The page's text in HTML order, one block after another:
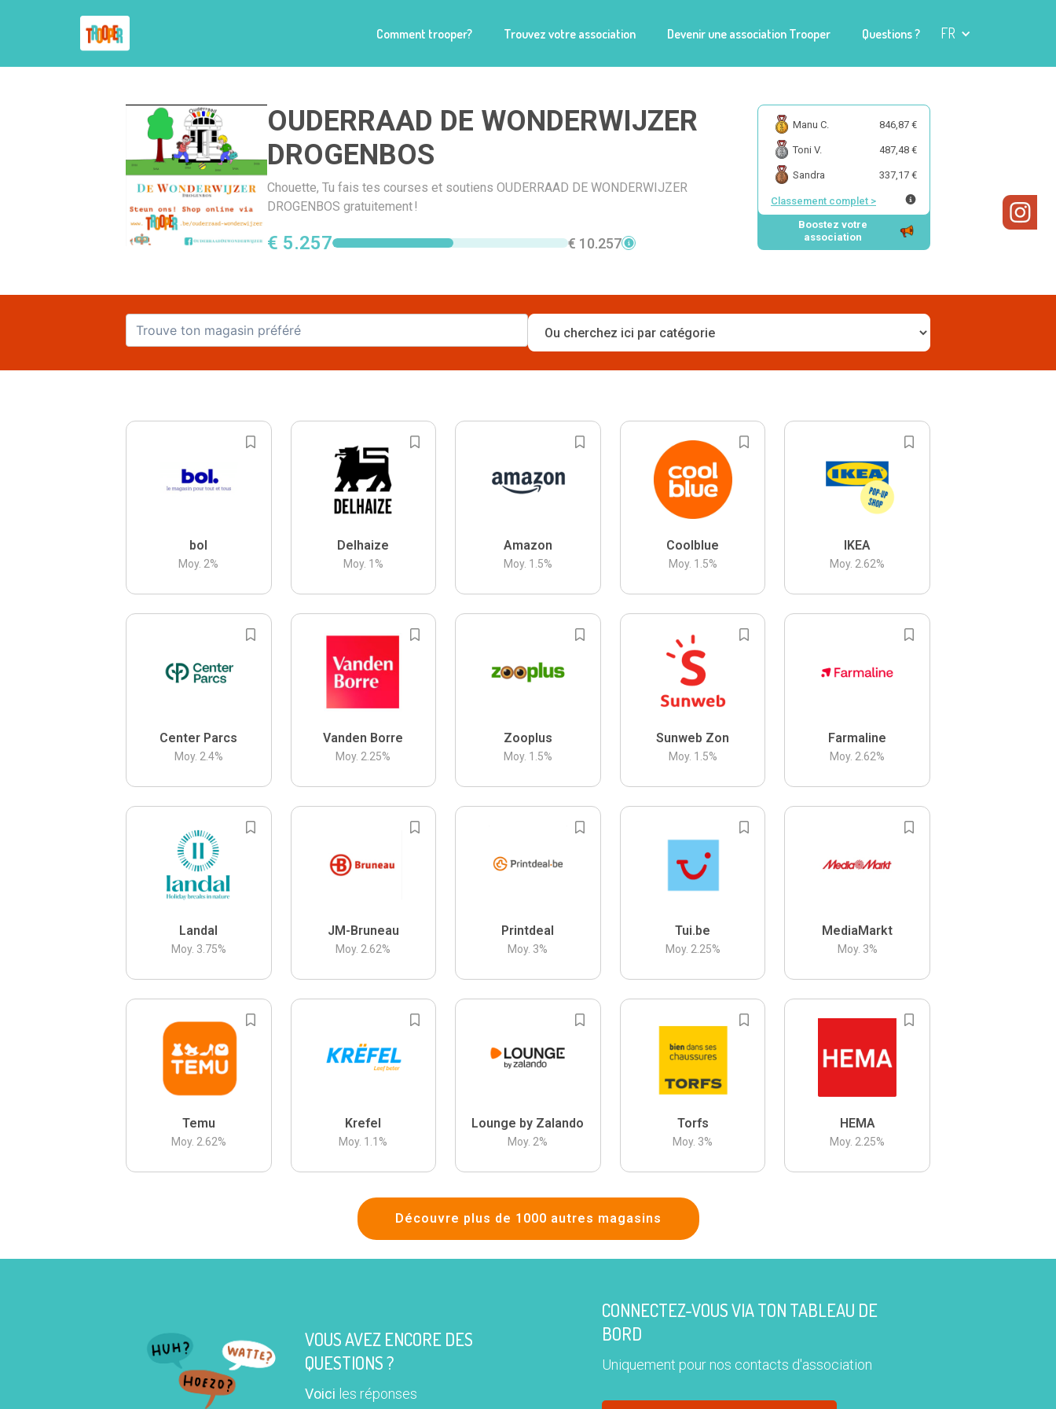
Comment trooper? Trouvez votre association Devenir une association Trooper Questions ? FR
OUDERRAAD DE WONDERWIJZER
DROGENBOS
Chouette, Tu fais tes courses et soutiens OUDERRAAD DE WONDERWIJZER
DROGENBOS gratuitement !
€ 5.257 € 10.257
Manu C. 846,87 €
Toni V. 487,48 €
Sandra 337,17 €
Classement complet >
Boostez votre
association
bol
Moy. 2%
Delhaize
Moy. 1 %
Amazon
Moy. 1.5%
Coolblue
Moy. 1.5%
IKEA
Moy. 2.62%
Center Parcs
Moy. 2.4%
Vanden Borre
Moy. 2.25%
Zooplus
Moy. 1.5%
Sunweb Zon
Moy. 1.5%
Farmaline
Moy. 2.62%
Landal
Moy. 3.75%
JM-Bruneau
Moy. 2.62%
Printdeal
Moy. 3%
Tui.be
Moy. 2.25%
MediaMarkt
Moy. 3%
Temu
Moy. 2.62%
Krefel
Moy. 1.1 %
Lounge by Zalando
Moy. 2%
Torfs
Moy. 3%
HEMA
Moy. 2.25%
Découvre plus de 1000 autres magasins
VOUS AVEZ ENCORE DES
QUESTIONS ?
Voici les réponses
CONNECTEZ-VOUS VIA TON TABLEAU DE
BORD
Uniquement pour nos contacts d'association